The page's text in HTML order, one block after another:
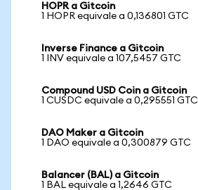
HOPR a Gitcoin
1 HOPR equivale a 0,136801 GTC
Inverse Finance a Gitcoin
1 INV equivale a 107,5457 GTC
Compound USD Coin a Gitcoin
1 CUSDC equivale a 0,295551 GTC
DAO Maker a Gitcoin
1 DAO equivale a 0,300879 GTC
Balancer (BAL) a Gitcoin
1 BAL equivale a 1,2646 GTC